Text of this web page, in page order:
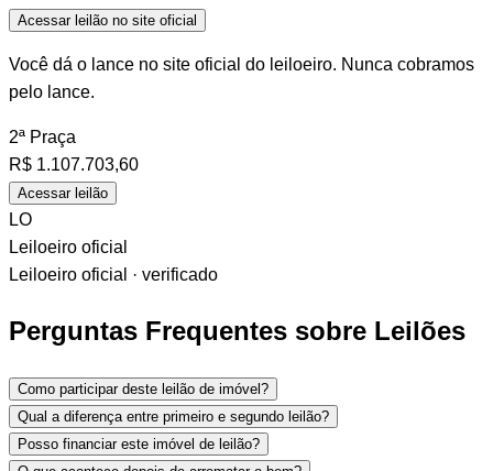
Acessar leilão no site oficial
Você dá o lance no site oficial do leiloeiro. Nunca cobramos
pelo lance.
2ª Praça
R$ 1.107.703,60
Acessar leilão
LO
Leiloeiro oficial
Leiloeiro oficial · verificado
Perguntas Frequentes sobre Leilões
Como participar deste leilão de imóvel?
Qual a diferença entre primeiro e segundo leilão?
Posso financiar este imóvel de leilão?